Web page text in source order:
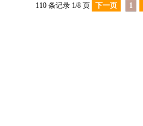
110 条记录 1/8 页 下一页 1